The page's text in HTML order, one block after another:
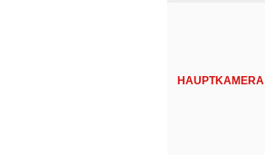
HAUPTKAMERA